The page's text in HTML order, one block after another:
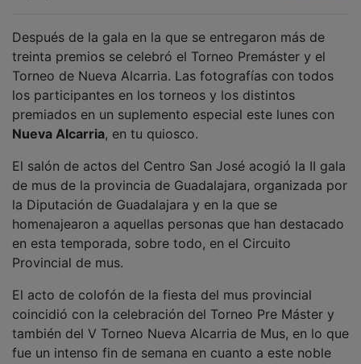
treinta premios se celebró el Torneo Premáster y el
Torneo de Nueva Alcarria. Las fotografías con todos
los participantes en los torneos y los distintos
premiados en un suplemento especial este lunes con
Nueva Alcarria, en tu quiosco.
El salón de actos del Centro San José acogió la II gala
de mus de la provincia de Guadalajara, organizada por
la Diputación de Guadalajara y en la que se
homenajearon a aquellas personas que han destacado
en esta temporada, sobre todo, en el Circuito
Provincial de mus.
El acto de colofón de la fiesta del mus provincial
coincidió con la celebración del Torneo Pre Máster y
también del V Torneo Nueva Alcarria de Mus, en lo que
fue un intenso fin de semana en cuanto a este noble
juego se refiere.